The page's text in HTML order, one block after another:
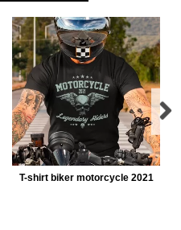
T-shirt biker motorcycle 2021